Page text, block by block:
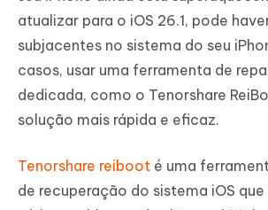
atualizar para o iOS 26.1, pode
subjacentes no sistema do seu
casos, usar uma ferramenta de
dedicada, como o Tenorshare
solução mais rápida e eficaz.
Tenorshare reiboot é uma
de recuperação do sistema iOS